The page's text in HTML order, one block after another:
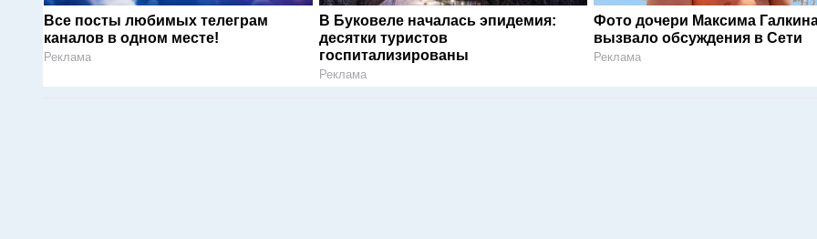
Все посты любимых телеграм
каналов в одном месте!
Реклама
В Буковеле началась эпидемия:
десятки туристов
госпитализированы
Реклама
Фото дочери Максима
вызвало обсуждения в Сети
Реклама